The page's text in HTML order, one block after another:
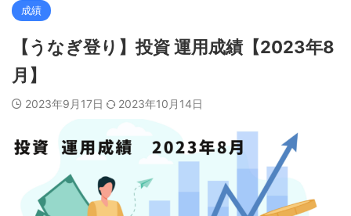
成績
【うなぎ登り】投資 運用成績【2023年8
月】
2023年9月17日 2023年10月14日